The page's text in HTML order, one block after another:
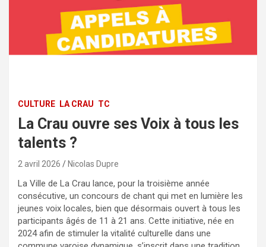
CULTURE LA CRAU TC
La Crau ouvre ses Voix à tous les
talents ?
2 avril 2026 Nicolas Dupre
La Ville de La Crau lance, pour la troisième année
consécutive, un concours de chant qui met en lumière les
jeunes voix locales, bien que désormais ouvert à tous les
participants âgés de 11 à 21 ans. Cette initiative, née en
2024 afin de stimuler la vitalité culturelle dans une